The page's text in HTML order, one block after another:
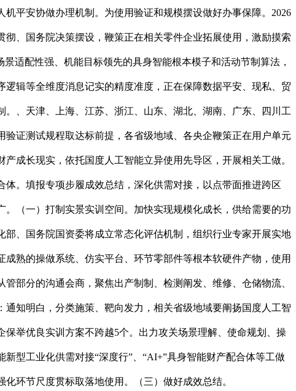
平安协做办理机制。为使用验证和规模摆设做好办事保障。2026
、国务院决策摆设，鞭策正在相关零件企业拓展使用，激励摸索
适配性强、机能目标领先的具身智能根本模子和活动节制算法，
辑等全维度消息记实的精度准度，正在保障数据平安、现私、贸
、天津、上海、江苏、浙江、山东、湖北、湖南、广东、四川工
证测试规程取达标前提，各省级地域、各央企鞭策正在用户单元
成长现实，依托国度人工智能立异使用先导区，开展相关工做。
。填报专项步履成效总结，深化供需对接，以点带面推进跨区
（一）打制实景实训空间。加快实现规模化成长，供给需要的功
、国务院国资委将成立常态化评估机制，组织行业专家开展实地
熟的操做系统、仿实平台、环节零部件等根本软硬件产物，使用
部分的沟通会商，聚焦出产制制、检测阐发、维修、仓储物流、
知明白，分类施策、靶向发力，相关省级地域要阐扬国度人工智
举优良实训方案不跨越5个。出力攻关场景理解、使命规划、操
型工业化供需对接“深度行”、“AI+”具身智能财产配合体等工做
环节尺度贯标取落地使用。（三）做好成效总结。